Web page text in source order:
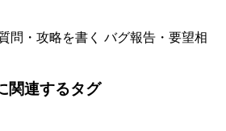
問・攻略を書く バグ報告・要望相
関連するタグ